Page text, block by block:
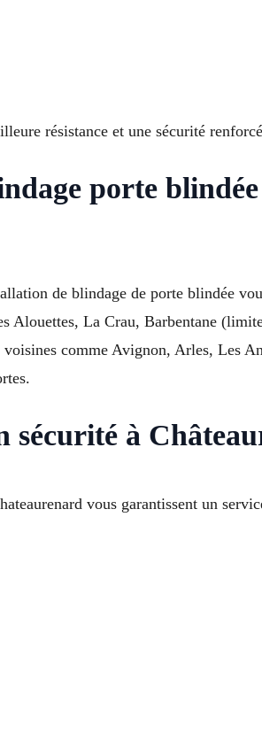
résistance et une sécurité
porte
de blindage de porte blindée
La Crau, Barbentane
comme Avignon, Arles, Les
sécurité à
vous garantissent un